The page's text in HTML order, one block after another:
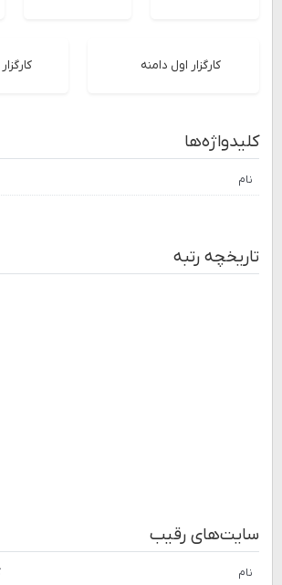
کارگزار اول دامنه
کلیدواژه‌ها
نام
تاریخچه رتبه
سایت‌های رقیب
نام